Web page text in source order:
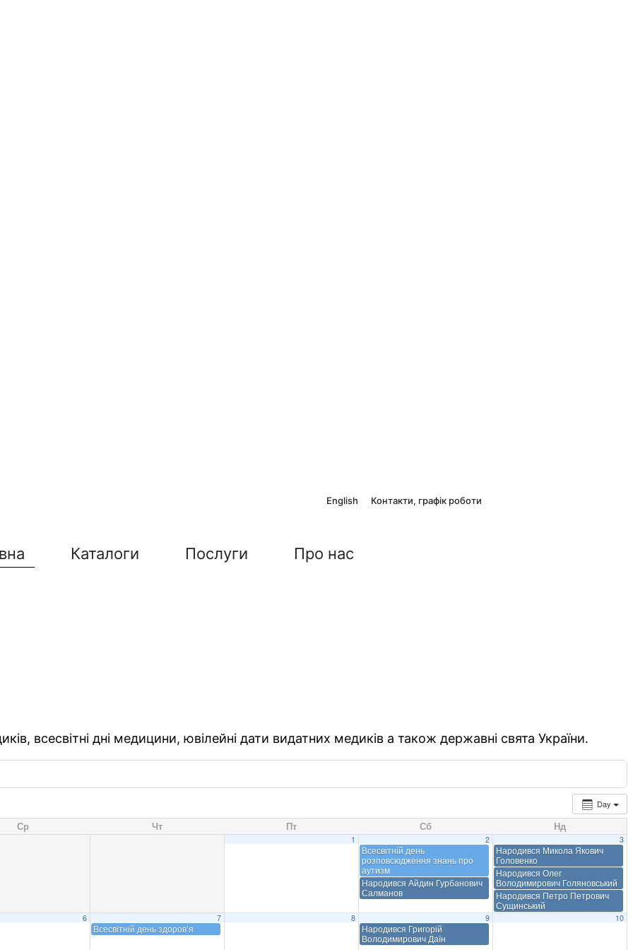
English Контакти, графік роботи
Каталоги Послуги Про нас
всесвітні дні медицини, ювілейні дати видатних медиків а також державні свята України.
Day
Ср Чт Пт Сб Нд
1 2
Всесвітній день
розповсюдження знань про
аутизм
Народився Айдин Гурбанович
Салманов
3
Народився Микола Якович
Головенко
Народився Олег
Володимирович Голяновський
Народився Петро Петрович
Сущинський
6 7
Всесвітній день здоров’я
8 9
Народився Григорій
Володимирович Даїн
10